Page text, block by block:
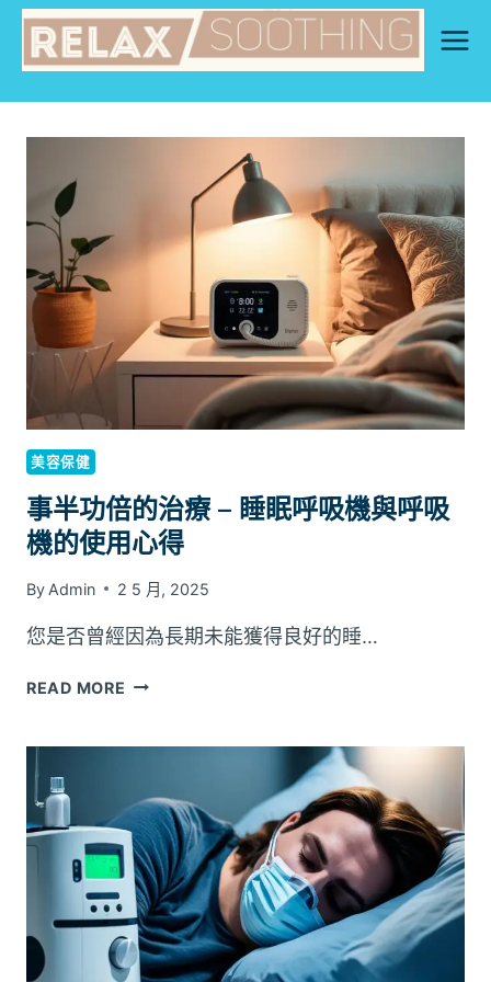
Skip
content
美容保健
事半功倍的治療 – 睡眠呼吸機與呼吸
機的使用心得
By Admin 2 5 月, 2025
您是否曾經因為長期未能獲得良好的睡…
READ MORE 事
治
療
–
睡
眠
呼
吸